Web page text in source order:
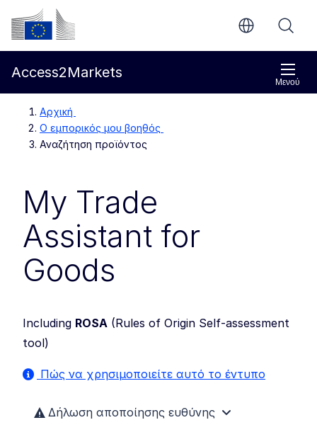
Απευθείας μετάβαση στο κύριο περιεχόμενο
Ευρωπαϊκή Επιτροπή
Μενού
Access2Markets
Αρχική
Ο εμπορικός μου βοηθός
Αναζήτηση προϊόντος
My Trade
Assistant for
Goods
Including ROSA (Rules of Origin Self-assessment
tool)
Πώς να χρησιμοποιείτε αυτό το έντυπο
Δήλωση αποποίησης ευθύνης